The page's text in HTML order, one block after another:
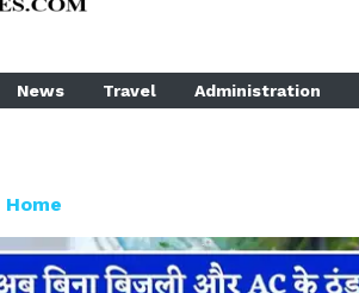
News Travel Administration
Home